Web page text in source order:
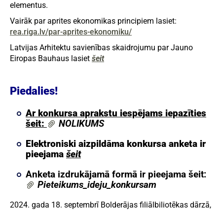
elementus.
Vairāk par aprites ekonomikas principiem lasiet:
rea.riga.lv/par-aprites-ekonomiku/
Latvijas Arhitektu savienības skaidrojumu par Jauno
Eiropas Bauhaus lasiet šeit
Piedalies!
Ar konkursa aprakstu iespējams iepazīties
šeit:
NOLIKUMS
Elektroniski aizpildāma konkursa anketa ir
pieejama šeit
Anketa izdrukājamā formā ir pieejama šeit:
Pieteikums_ideju_konkursam
2024. gada 18. septembrī Bolderājas filiālbiliotēkas dārzā,